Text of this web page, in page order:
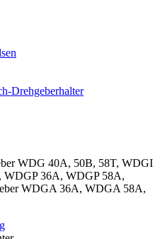
Drehgeberhalter
WDG 40A, 50B, 58T, WDGI
WDGP 36A, WDGP 58A,
WDGA 36A, WDGA 58A,